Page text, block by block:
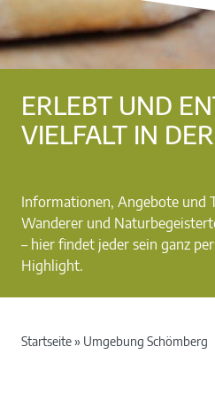
ERLEBT UND
VIELFALT IN
Informationen, Angebote und
Wanderer und
– hier findet jeder sein ganz
Highlight.
Startseite» Umgebung Schömberg